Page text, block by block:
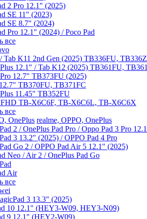
2 Pro 12.1" (2025)
SE 11" (2023)
SE 8.7" (2024)
Pro 12.1" (2024) / Poco Pad
все
Tab K11 2nd Gen (2025) TB336FU,
12.1" / Tab K12 (2025) TB361FU,
12.7" TB373FU (2025)
TB370FU, TB371FC
11.45" TB352FU
FHD TB-X6C6F, TB-X6C6L, TB-X6C6X
все
realme, OPPO, OnePlus
2 / OnePlus Pad Pro / Oppo Pad 3 Pro
3 13.2" (2025) / OPPO Pad 4 Pro
Go 2 / OPPO Pad Air 5 12.1" (2025)
Neo / Air 2 / OnePlus Pad Go
Air
все
3 13.3" (2025)
10 12.1" (HEY3-W09, HEY3-N09)
9 12.1" (HEY2-W09)